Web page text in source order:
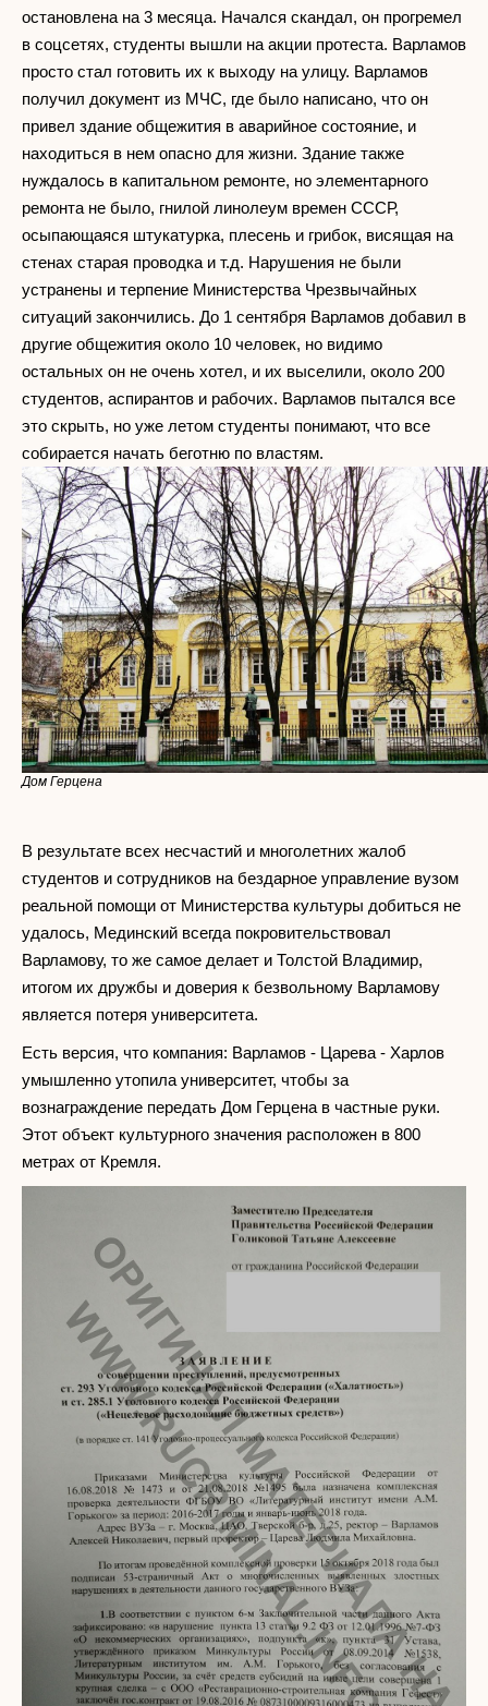
остановлена ​​на 3 месяца. Начался скандал, он прогремел
в соцсетях, студенты вышли на акции протеста. Варламов
просто стал готовить их к выходу на улицу. Варламов
получил документ из МЧС, где было написано, что он
привел здание общежития в аварийное состояние, и
находиться в нем опасно для жизни. Здание также
нуждалось в капитальном ремонте, но элементарного
ремонта не было, гнилой линолеум времен СССР,
осыпающаяся штукатурка, плесень и грибок, висящая на
стенах старая проводка и т.д. Нарушения не были
устранены и терпение Министерства Чрезвычайных
ситуаций закончились. До 1 сентября Варламов добавил в
другие общежития около 10 человек, но видимо
остальных он не очень хотел, и их выселили, около 200
студентов, аспирантов и рабочих. Варламов пытался все
это скрыть, но уже летом студенты понимают, что все
собирается начать беготню по властям.
Дом Герцена
В результате всех несчастий и многолетних жалоб
студентов и сотрудников на бездарное управление вузом
реальной помощи от Министерства культуры добиться не
удалось, Мединский всегда покровительствовал
Варламову, то же самое делает и Толстой Владимир,
итогом их дружбы и доверия к безвольному Варламову
является потеря университета.
Есть версия, что компания: Варламов - Царева - Харлов
умышленно утопила университет, чтобы за
вознаграждение передать Дом Герцена в частные руки.
Этот объект культурного значения расположен в 800
метрах от Кремля.